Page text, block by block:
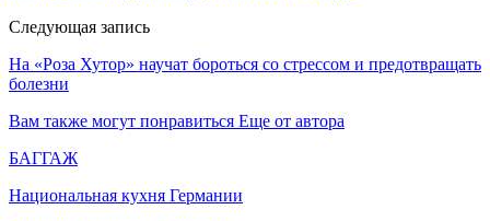
Следующая запись
На «Роза Хутор» научат бороться со стрессом и предотвращать
болезни
Вам также могут понравиться Еще от автора
БАГГАЖ
Национальная кухня Германии